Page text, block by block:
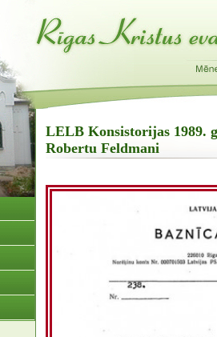
LELB Konsistorijas 1989.
Robertu Feldmani